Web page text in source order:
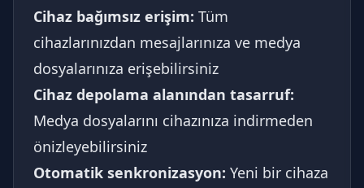
Cihaz bağımsız erişim: Tüm
cihazlarınızdan mesajlarınıza ve medya
dosyalarınıza erişebilirsiniz
Cihaz depolama alanından tasarruf:
Medya dosyalarını cihazınıza indirmeden
önizleyebilirsiniz
Otomatik senkronizasyon: Yeni bir cihaza